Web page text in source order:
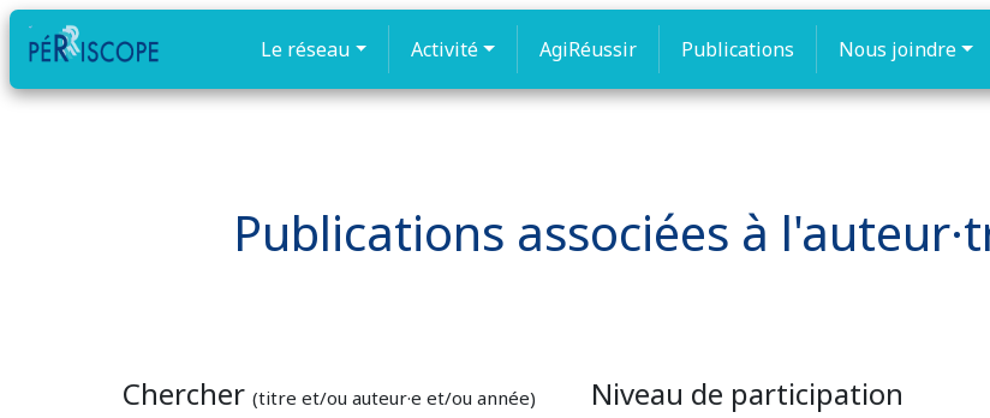
Le réseau Activité AgiRéussir Publications Nous joindre
Publications associées à
Chercher (titre et/ou auteur·e et/ou année) Niveau de participation